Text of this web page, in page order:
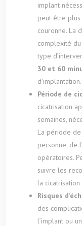
implant
peut être plus
couronne. La
complexité
type
30 et 60
d’implantation.
Période de
cicatrisation
semaines,
La période
personne, de
opératoires.
suivre les
la
Risques
des
l’implant ou